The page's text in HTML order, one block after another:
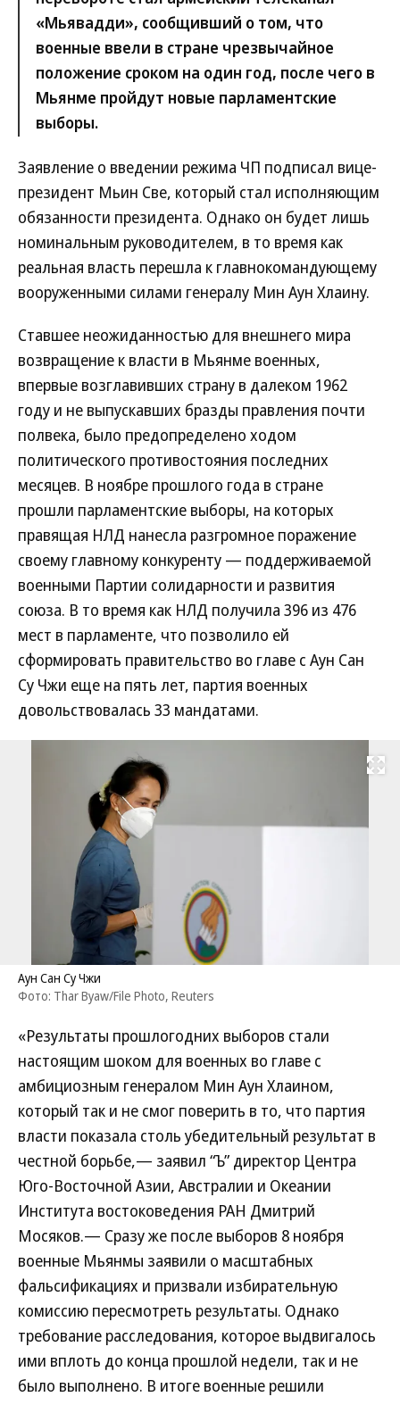
«Мьявадди», сообщивший о том, что
военные ввели в стране чрезвычайное
положение сроком на один год, после чего в
Мьянме пройдут новые парламентские
выборы.
Заявление о введении режима ЧП подписал вице-
президент Мьин Све, который стал исполняющим
обязанности президента. Однако он будет лишь
номинальным руководителем, в то время как
реальная власть перешла к главнокомандующему
вооруженными силами генералу Мин Аун Хлаину.
Ставшее неожиданностью для внешнего мира
возвращение к власти в Мьянме военных,
впервые возглавивших страну в далеком 1962
году и не выпускавших бразды правления почти
полвека, было предопределено ходом
политического противостояния последних
месяцев. В ноябре прошлого года в стране
прошли парламентские выборы, на которых
правящая НЛД нанесла разгромное поражение
своему главному конкуренту — поддерживаемой
военными Партии солидарности и развития
союза. В то время как НЛД получила 396 из 476
мест в парламенте, что позволило ей
сформировать правительство во главе с Аун Сан
Су Чжи еще на пять лет, партия военных
довольствовалась 33 мандатами.
Развернуть
Аун Сан Су Чжи
Фото: Thar Byaw/File Photo, Reuters
«Результаты прошлогодних выборов стали
настоящим шоком для военных во главе с
амбициозным генералом Мин Аун Хлаином,
который так и не смог поверить в то, что партия
власти показала столь убедительный результат в
честной борьбе,— заявил “Ъ” директор Центра
Юго-Восточной Азии, Австралии и Океании
Института востоковедения РАН Дмитрий
Мосяков.— Сразу же после выборов 8 ноября
военные Мьянмы заявили о масштабных
фальсификациях и призвали избирательную
комиссию пересмотреть результаты. Однако
требование расследования, которое выдвигалось
ими вплоть до конца прошлой недели, так и не
было выполнено. В итоге военные решили